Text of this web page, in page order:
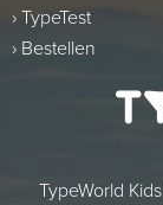
› TypeTest
› Bestellen
TypeWorld